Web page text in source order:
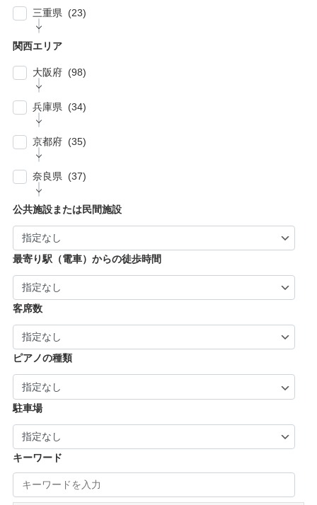
| … 八王子市・武蔵野市・三鷹市・日野市・西
福生市・あきる野市・羽村市 (8)
| … 川口市・越谷市・川越市 (14)
| … 朝霞市・上尾市・志木市 (6)
| … 稲沢市/・尾張旭市・瀬戸市・日進市 (10)
| … 豊明市・東海市・大府市・刈谷市 (7)
| … 知立市・安城市・豊田市・岡崎市 (12)
| … 岐阜市・大垣市 (10)
川市 (5)
三重県 (23)
| … 津市・四日市市 (9)
| … 鈴鹿市・松阪市・桑名市 (8)
| … 伊勢市・志摩市 (3)
関西エリア
大阪府 (98)
| … 大阪市 ・堺市 (61)
| … 豊中市・吹田市 ・高槻市・茨木市 (15)
| … 八尾市・寝屋川市・岸和田市・守口市 (5)
河内長野市 (3)
兵庫県 (34)
| … 神戸市・芦屋市 (15)
| … 姫路市・明石市・伊丹市 (8)
| … 加古川市・川西市 (4)
京都府 (35)
| … 京都市・宇治市 (16)
市・京丹後市 (6)
| … 福知山市・城陽市・京田辺市・木津川市 (9)
| … 長岡京市・亀岡市・舞鶴市 (4)
奈良県 (37)
| … 奈良市・橿原市・生駒市・生駒郡 (21)
| … 葛城市・平群町・王寺町・大和高田市 (6)
| … 御所市・五條市・宇陀市 (3)
公共施設または民間施設
最寄り駅（電車）からの徒歩時間
客席数
ピアノの種類
駐車場
キーワード